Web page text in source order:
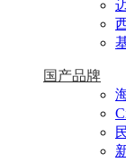
国产品牌